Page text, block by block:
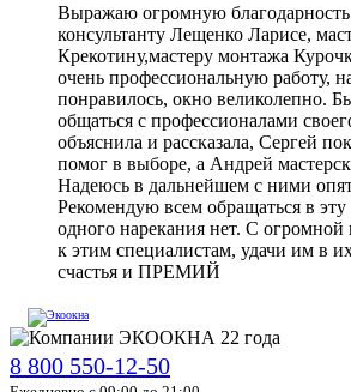
Выражаю огромную
консультанту Лещенко Ларисе,
Крекотину,мастеру монтажа
очень профессиональную работу,
понравилось, окно великолепно.
общаться с профессионалами
объяснила и рассказала, Сергей
помог в выборе, а Андрей
Надеюсь в дальнейшем с ними
Рекомендую всем обращаться в
одного нарекания нет. С
к этим специалистам, удачи им в
счастья и ПРЕМИЙ
8 800 550-12-50